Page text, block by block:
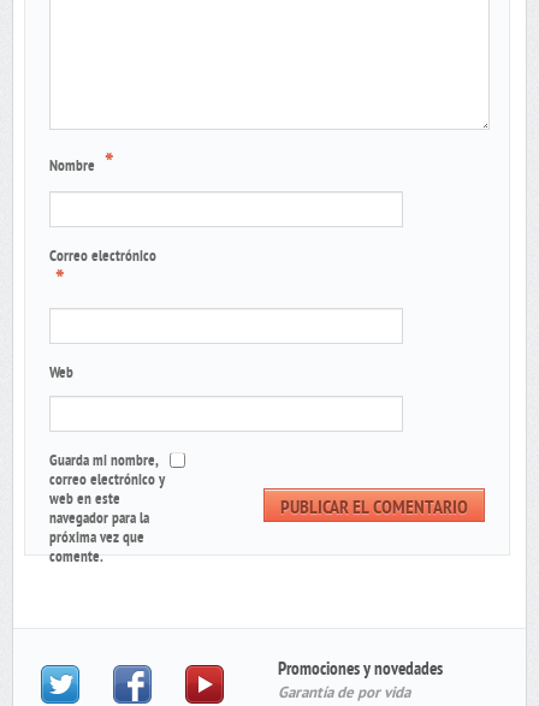
Nombre *
Correo electrónico
*
Web
Guarda mi nombre,
correo electrónico y
web en este
navegador para la
próxima vez que
comente.
Promociones y novedades
Garantía de por vida